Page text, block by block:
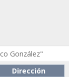
Dirección